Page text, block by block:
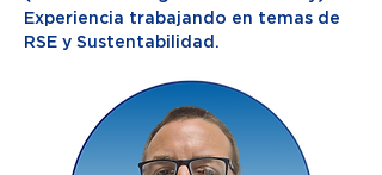
Experiencia trabajando en temas de
RSE y Sustentabilidad.